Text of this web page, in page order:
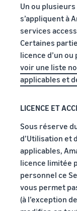
Un ou
s’appliquent à
services
Certaines
licence d’un
voir une liste
applicables et
LICENCE ET
Sous réserve
d’Utilisation et
applicables,
licence limitée
personnel ce
vous permet
(à l’exception